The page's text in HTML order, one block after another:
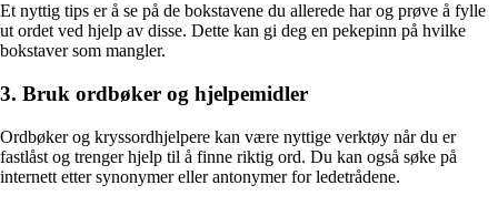
Et nyttig tips er å se på de bokstavene du allerede har og prøve å fylle
ut ordet ved hjelp av disse. Dette kan gi deg en pekepinn på hvilke
bokstaver som mangler.
3. Bruk ordbøker og hjelpemidler
Ordbøker og kryssordhjelpere kan være nyttige verktøy når du er
fastlåst og trenger hjelp til å finne riktig ord. Du kan også søke på
internett etter synonymer eller antonymer for ledetrådene.